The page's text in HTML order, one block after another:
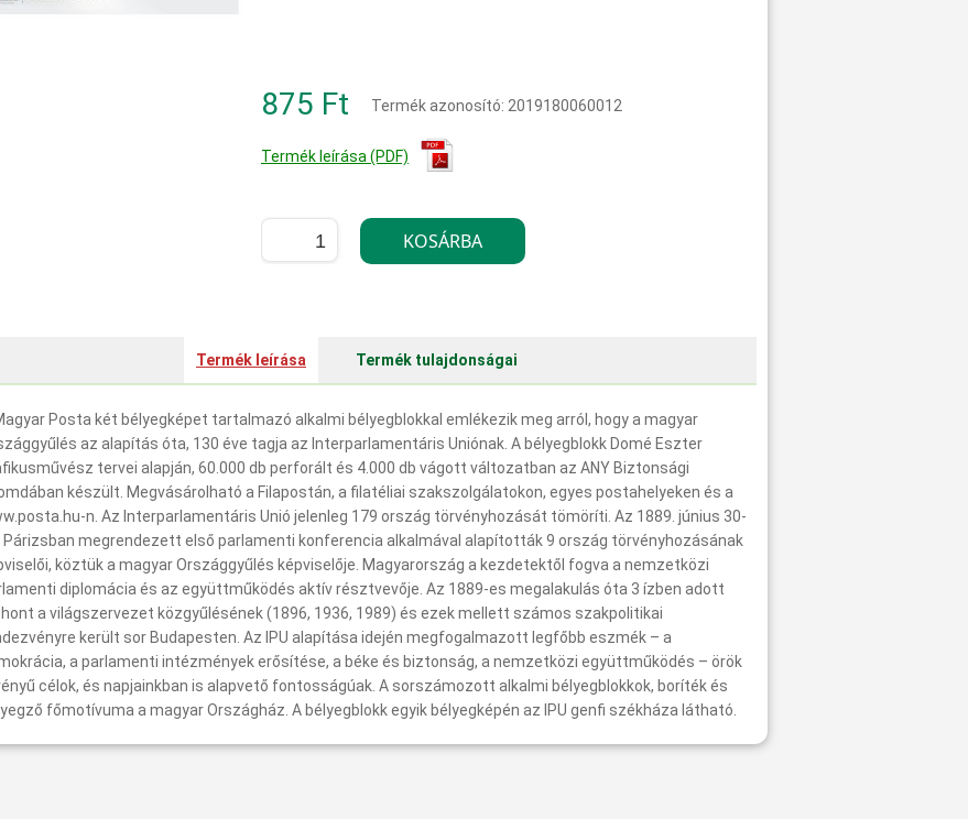
875 Ft Termék azonosító: 2019180060012
Termék leírása (PDF)
Termék leírása Termék tulajdonságai
Posta két bélyegképet tartalmazó alkalmi bélyegblokkal emlékezik meg arról, hogy a magyar
az alapítás óta, 130 éve tagja az Interparlamentáris Uniónak. A bélyegblokk Domé Eszter
tervei alapján, 60.000 db perforált és 4.000 db vágott változatban az ANY Biztonsági
készült. Megvásárolható a Filapostán, a filatéliai szakszolgálatokon, egyes postahelyeken és a
n. Az Interparlamentáris Unió jelenleg 179 ország törvényhozását tömöríti. Az 1889. június 30-
Párizsban megrendezett első parlamenti konferencia alkalmával alapították 9 ország törvényhozásának
köztük a magyar Országgyűlés képviselője. Magyarország a kezdetektől fogva a nemzetközi
diplomácia és az együttműködés aktív résztvevője. Az 1889-es megalakulás óta 3 ízben adott
a világszervezet közgyűlésének (1896, 1936, 1989) és ezek mellett számos szakpolitikai
került sor Budapesten. Az IPU alapítása idején megfogalmazott legfőbb eszmék – a
a parlamenti intézmények erősítése, a béke és biztonság, a nemzetközi együttműködés – örök
célok, és napjainkban is alapvető fontosságúak. A sorszámozott alkalmi bélyegblokkok, boríték és
főmotívuma a magyar Országház. A bélyegblokk egyik bélyegképén az IPU genfi székháza látható.